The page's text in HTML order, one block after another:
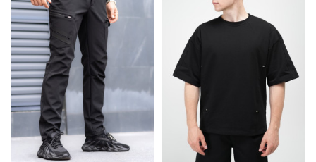
Призначення для повсякденного носіння
Стиль повсякденний
Сезон весна
Країна - виробник україна